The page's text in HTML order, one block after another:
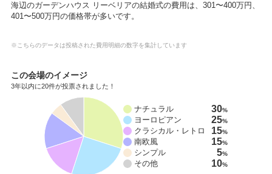
海辺のガーデンハウス リーベリアの結婚式の費用は、301〜400万円、
401〜500万円の価格帯が多いです。
※こちらのデータは投稿された費用明細の数字を集計しています
この会場のイメージ
3年以内に20件が投票されました！
ナチュラル 30%
ヨーロピアン 25%
クラシカル・レトロ 15%
南欧風 15%
シンプル 5%
その他 10%